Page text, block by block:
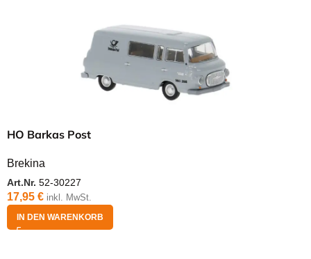
HO Barkas Post
Brekina
Art.Nr. 52-30227
17,95 € inkl. MwSt.
IN DEN WARENKORB